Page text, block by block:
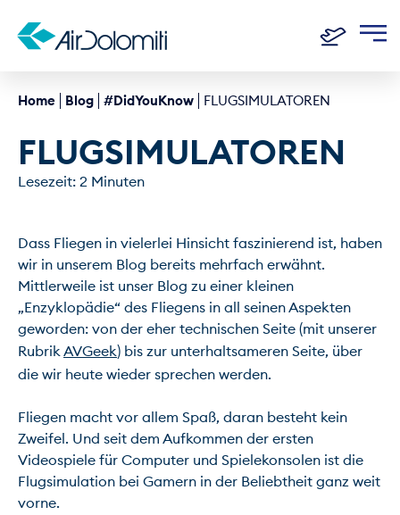
Home Blog #DidYouKnow FLUGSIMULATOREN
FLUGSIMULATOREN
Lesezeit: 2 Minuten
Dass Fliegen in vielerlei Hinsicht faszinierend ist, haben
wir in unserem Blog bereits mehrfach erwähnt.
Mittlerweile ist unser Blog zu einer kleinen
„Enzyklopädie“ des Fliegens in all seinen Aspekten
geworden: von der eher technischen Seite (mit unserer
Rubrik AVGeek) bis zur unterhaltsameren Seite, über
die wir heute wieder sprechen werden.
Fliegen macht vor allem Spaß, daran besteht kein
Zweifel. Und seit dem Aufkommen der ersten
Videospiele für Computer und Spielekonsolen ist die
Flugsimulation bei Gamern in der Beliebtheit ganz weit